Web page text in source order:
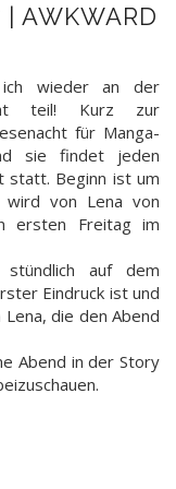
AWKWARD
wieder an der
teil! Kurz zur
für Manga-
sie findet jeden
statt. Beginn ist um
von Lena von
ersten Freitag im
auf dem
Eindruck ist und
die den Abend
Abend in der Story